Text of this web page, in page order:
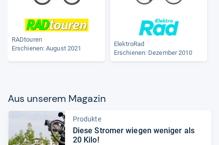
RADtouren
Erschienen: August 2021
ElektroRad
Erschienen: Dezember 2010
Aus unse­rem Maga­zin
Produkte
Diese Stro­mer wie­gen weni­ger als
20 Kilo!